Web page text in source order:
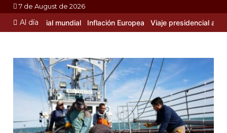
7 de August de 2026
Al día
Industrial mundial Inflación Europea Viaje presidencial a Rusia